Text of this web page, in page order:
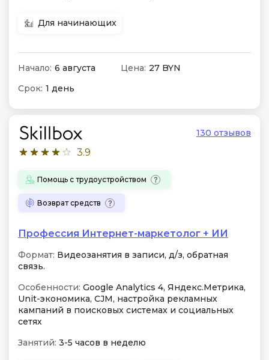
Для начинающих
Начало: 6 августа Цена: 27 BYN
Срок: 1 день
3.9
130 отзывов
Помощь с трудоустройством
Возврат средств
Профессия Интернет-маркетолог + ИИ
Формат: Видеозанятия в записи, д/з, обратная
связь.
Особенности: Google Analytics 4, Яндекс.Метрика,
Unit-экономика, CJM, настройка рекламных
кампаний в поисковых системах и социальных
сетях
Занятий: 3-5 часов в неделю